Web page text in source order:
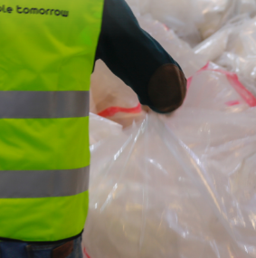
LICENSES
MEDIA
JOBS
CONTACTS
CLIENT AREA